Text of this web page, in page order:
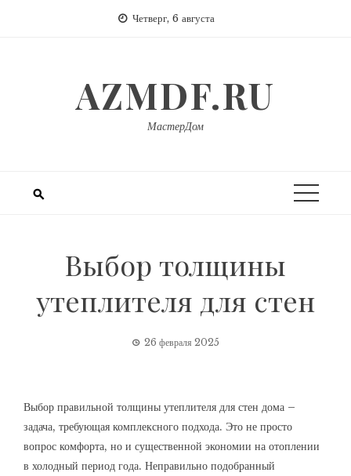
Четверг, 6 августа
AZMDF.RU
МастерДом
Выбор толщины
утеплителя для стен
26 февраля 2025
Выбор правильной толщины утеплителя для стен дома –
задача, требующая комплексного подхода. Это не просто
вопрос комфорта, но и существенной экономии на отоплении
в холодный период года. Неправильно подобранный